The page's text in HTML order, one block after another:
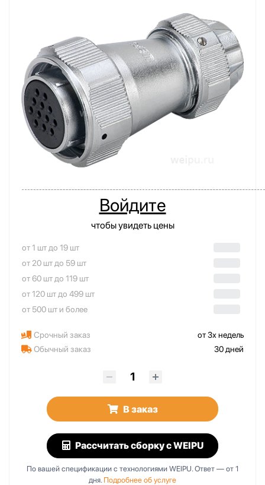
Войдите
чтобы увидеть цены
от 1 шт до 19 шт
от 20 шт до 59 шт
от 60 шт до 119 шт
от 120 шт до 499 шт
от 500 шт и более
Срочный заказ
от 3х недель
Обычный заказ
30 дней
В заказ
Рассчитать сборкус WEIPU
По вашей спецификации с технологиями WEIPU. Ответ — от 1
дня. Подробнее об услуге